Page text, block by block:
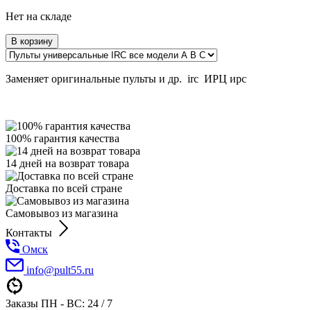
Нет на складе
В корзину
Заменяет оригинальные пульты и др. irc ИРЦ ирс
100% гарантия качества
14 дней на возврат товара
Доставка по всей стране
Самовывоз из магазина
Контакты
Омск
info@pult55.ru
Заказы ПН - ВС: 24 / 7